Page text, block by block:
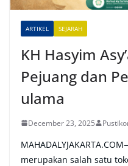
v
ARTIKEL SEJARAH
KH Hasyim
Pejuang dan
ulama
December 23, 2025
merupakan salah satu